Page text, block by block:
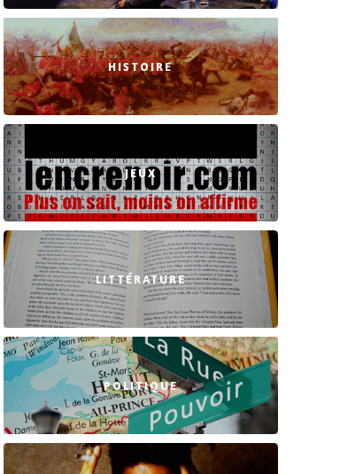
HISTOIRE
JEUX
LITTÉRATURE
POLITIQUE